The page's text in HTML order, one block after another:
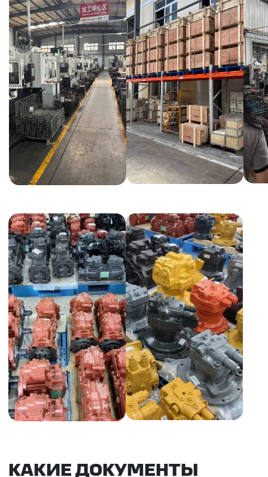
Договор в рублях
Счёт-фактура / УПД
Протокол испытаний
Фото- и видеоотчёт
Страховка груза
(опционально)
Разрешительные
документы, ГТД
ДОСТАВКА ТОВАРОВ ИЗ КИТАЯ